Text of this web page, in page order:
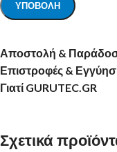
Αποστολή &
Επιστροφές &
Γιατί GURUTEC.GR
Σχετικά